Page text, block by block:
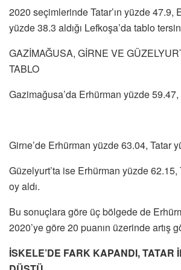
2020 seçimlerinde Tatar’ın yüzde 47.9,
yüzde 38.3 aldığı Lefkoşa’da tablo
GAZİMAĞUSA, GİRNE VE
TABLO
Gazimağusa’da Erhürman yüzde
Girne’de Erhürman yüzde 63.04, Tatar
Güzelyurt’ta ise Erhürman yüzde
oy aldı.
Bu sonuçlara göre üç bölgede de
2020’ye göre 20 puanın üzerinde artış
İSKELE’DE FARK KAPANDI, TATAR